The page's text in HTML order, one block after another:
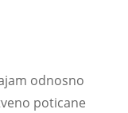
odnosno
poticane